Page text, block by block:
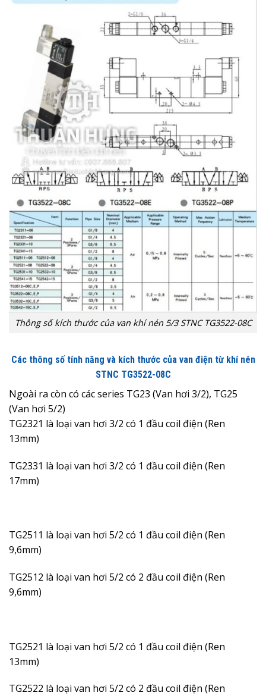
Thông số kích thước của van khí nén 5/3 STNC TG3522-08C
Các thông số tính năng và kích thước của van điện từ khí nén
STNC TG3522-08C
Ngoài ra còn có các series TG23 (Van hơi 3/2), TG25
(Van hơi 5/2)
TG2321 là loại van hơi 3/2 có 1 đầu coil điện (Ren
13mm)
TG2331 là loại van hơi 3/2 có 1 đầu coil điện (Ren
17mm)
TG2511 là loại van hơi 5/2 có 1 đầu coil điện (Ren
9,6mm)
TG2512 là loại van hơi 5/2 có 2 đầu coil điện (Ren
9,6mm)
TG2521 là loại van hơi 5/2 có 1 đầu coil điện (Ren
13mm)
TG2522 là loại van hơi 5/2 có 2 đầu coil điện (Ren